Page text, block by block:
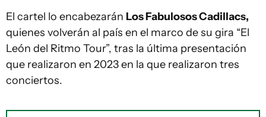
El cartel lo encabezarán Los Fabulosos Cadillacs,
quienes volverán al país en el marco de su gira “El
León del Ritmo Tour”, tras la última presentación
que realizaron en 2023 en la que realizaron tres
conciertos.